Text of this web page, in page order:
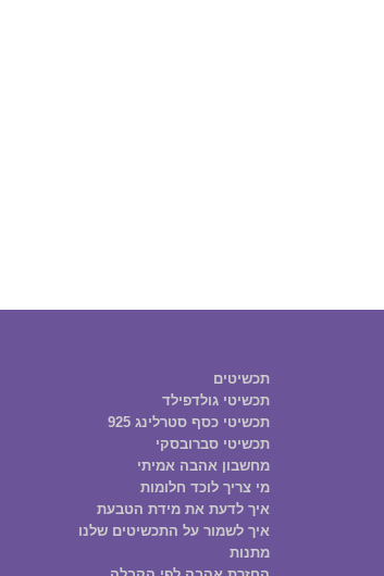
תכשיטים
תכשיטי גולדפילד
תכשיטי כסף סטרלינג 925
תכשיטי סברובסקי
מחשבון אהבה אמיתי
מי צריך לוכד חלומות
איך לדעת את מידת הטבעת
איך לשמור על התכשיטים שלנו
מתנות